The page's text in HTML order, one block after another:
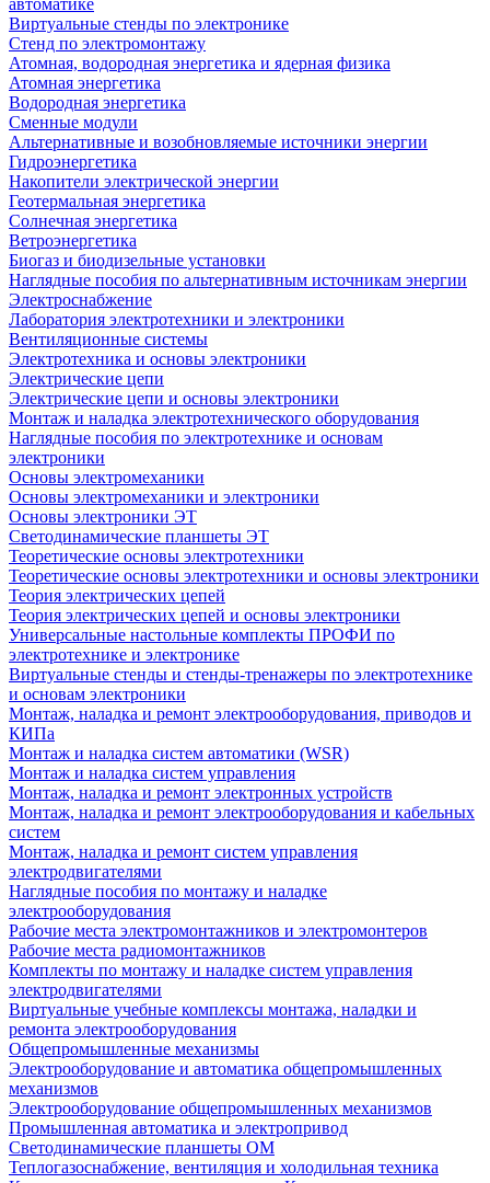
автоматике
Виртуальные стенды по электронике
Стенд по электромонтажу
Атомная, водородная энергетика и ядерная физика
Атомная энергетика
Водородная энергетика
Сменные модули
Альтернативные и возобновляемые источники энергии
Гидроэнергетика
Накопители электрической энергии
Геотермальная энергетика
Солнечная энергетика
Ветроэнергетика
Биогаз и биодизельные установки
Наглядные пособия по альтернативным источникам энергии
Электроснабжение
Лаборатория электротехники и электроники
Вентиляционные системы
Электротехника и основы электроники
Электрические цепи
Электрические цепи и основы электроники
Монтаж и наладка электротехнического оборудования
Наглядные пособия по электротехнике и основам
электроники
Основы электромеханики
Основы электромеханики и электроники
Основы электроники ЭТ
Светодинамические планшеты ЭТ
Теоретические основы электротехники
Теоретические основы электротехники и основы электроники
Теория электрических цепей
Теория электрических цепей и основы электроники
Универсальные настольные комплекты ПРОФИ по
электротехнике и электронике
Виртуальные стенды и стенды-тренажеры по электротехнике
и основам электроники
Монтаж, наладка и ремонт электрооборудования, приводов и
КИПа
Монтаж и наладка систем автоматики (WSR)
Монтаж и наладка систем управления
Монтаж, наладка и ремонт электронных устройств
Монтаж, наладка и ремонт электрооборудования и кабельных
систем
Монтаж, наладка и ремонт систем управления
электродвигателями
Наглядные пособия по монтажу и наладке
электрооборудования
Рабочие места электромонтажников и электромонтеров
Рабочие места радиомонтажников
Комплекты по монтажу и наладке систем управления
электродвигателями
Виртуальные учебные комплексы монтажа, наладки и
ремонта электрооборудования
Общепромышленные механизмы
Электрооборудование и автоматика общепромышленных
механизмов
Электрооборудование общепромышленных механизмов
Промышленная автоматика и электропривод
Светодинамические планшеты ОМ
Теплогазоснабжение, вентиляция и холодильная техника